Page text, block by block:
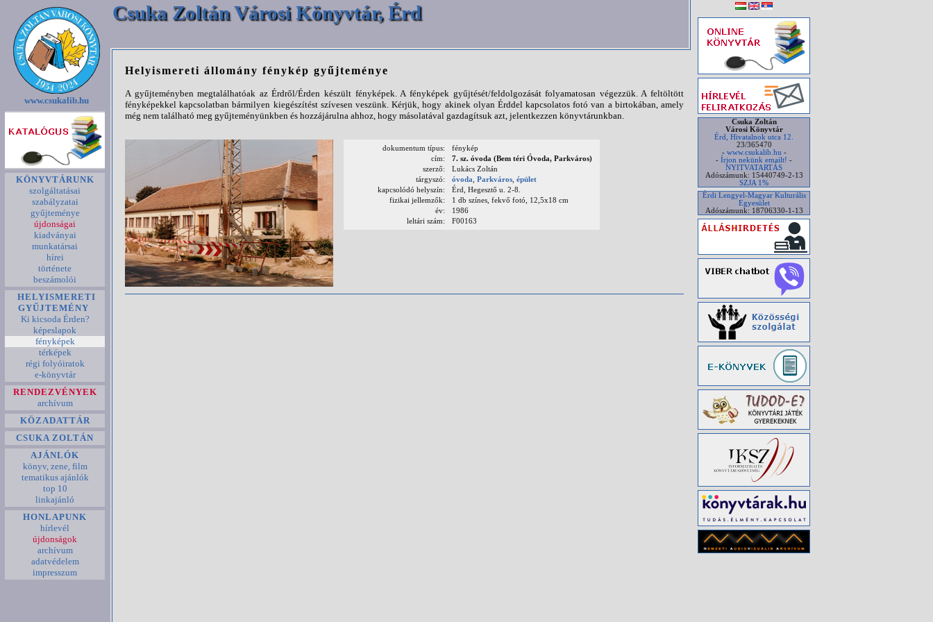
Csuka Zoltán Városi Könyvtár, Érd
www.csukalib.hu
KÖNYVTÁRUNK
szolgáltatásai
szabályzatai
gyűjteménye
újdonságai
kiadványai
munkatársai
hírei
története
beszámolói
HELYISMERETI
GYŰJTEMÉNY
Ki kicsoda Érden?
képeslapok
fényképek
térképek
régi folyóiratok
e-könyvtár
RENDEZVÉNYEK
archívum
KÖZADATTÁR
CSUKA ZOLTÁN
AJÁNLÓK
könyv, zene, film
tematikus ajánlók
top 10
linkajánló
HONLAPUNK
hírlevél
újdonságok
archívum
adatvédelem
impresszum
Helyismereti állomány fénykép gyűjteménye
A gyűjteményben megtalálhatóak az Érdről/Érden készült fényképek. A fényképek gyűjtését/feldolgozását folyamatosan végezzük. A feltöltött
fényképekkel kapcsolatban bármilyen kiegészítést szívesen veszünk. Kérjük, hogy akinek olyan Érddel kapcsolatos fotó van a birtokában, amely
még nem található meg gyűjteményünkben és hozzájárulna ahhoz, hogy másolatával gazdagítsuk azt, jelentkezzen könyvtárunkban.
dokumentum típus:
fénykép
cím:
7. sz. óvoda (Bem téri Óvoda, Parkváros)
szerző:
Lukács Zoltán
tárgyszó:
óvoda Parkváros épület
kapcsolódó helyszín:
Érd, Hegesztő u. 2-8.
fizikai jellemzők:
1 db színes, fekvő fotó, 12,5x18 cm
év:
1986
leltári szám:
F00163
Csuka Zoltán
Városi Könyvtár
Érd, Hivatalnok utca 12.
23/365470
- www.csukalib.hu -
- Írjon nekünk emailt! -
NYITVATARTÁS
Adószámunk: 15440749-2-13
SZJA 1%
Érdi Lengyel-Magyar Kulturális
Egyesület
Adószámunk: 18706330-1-13